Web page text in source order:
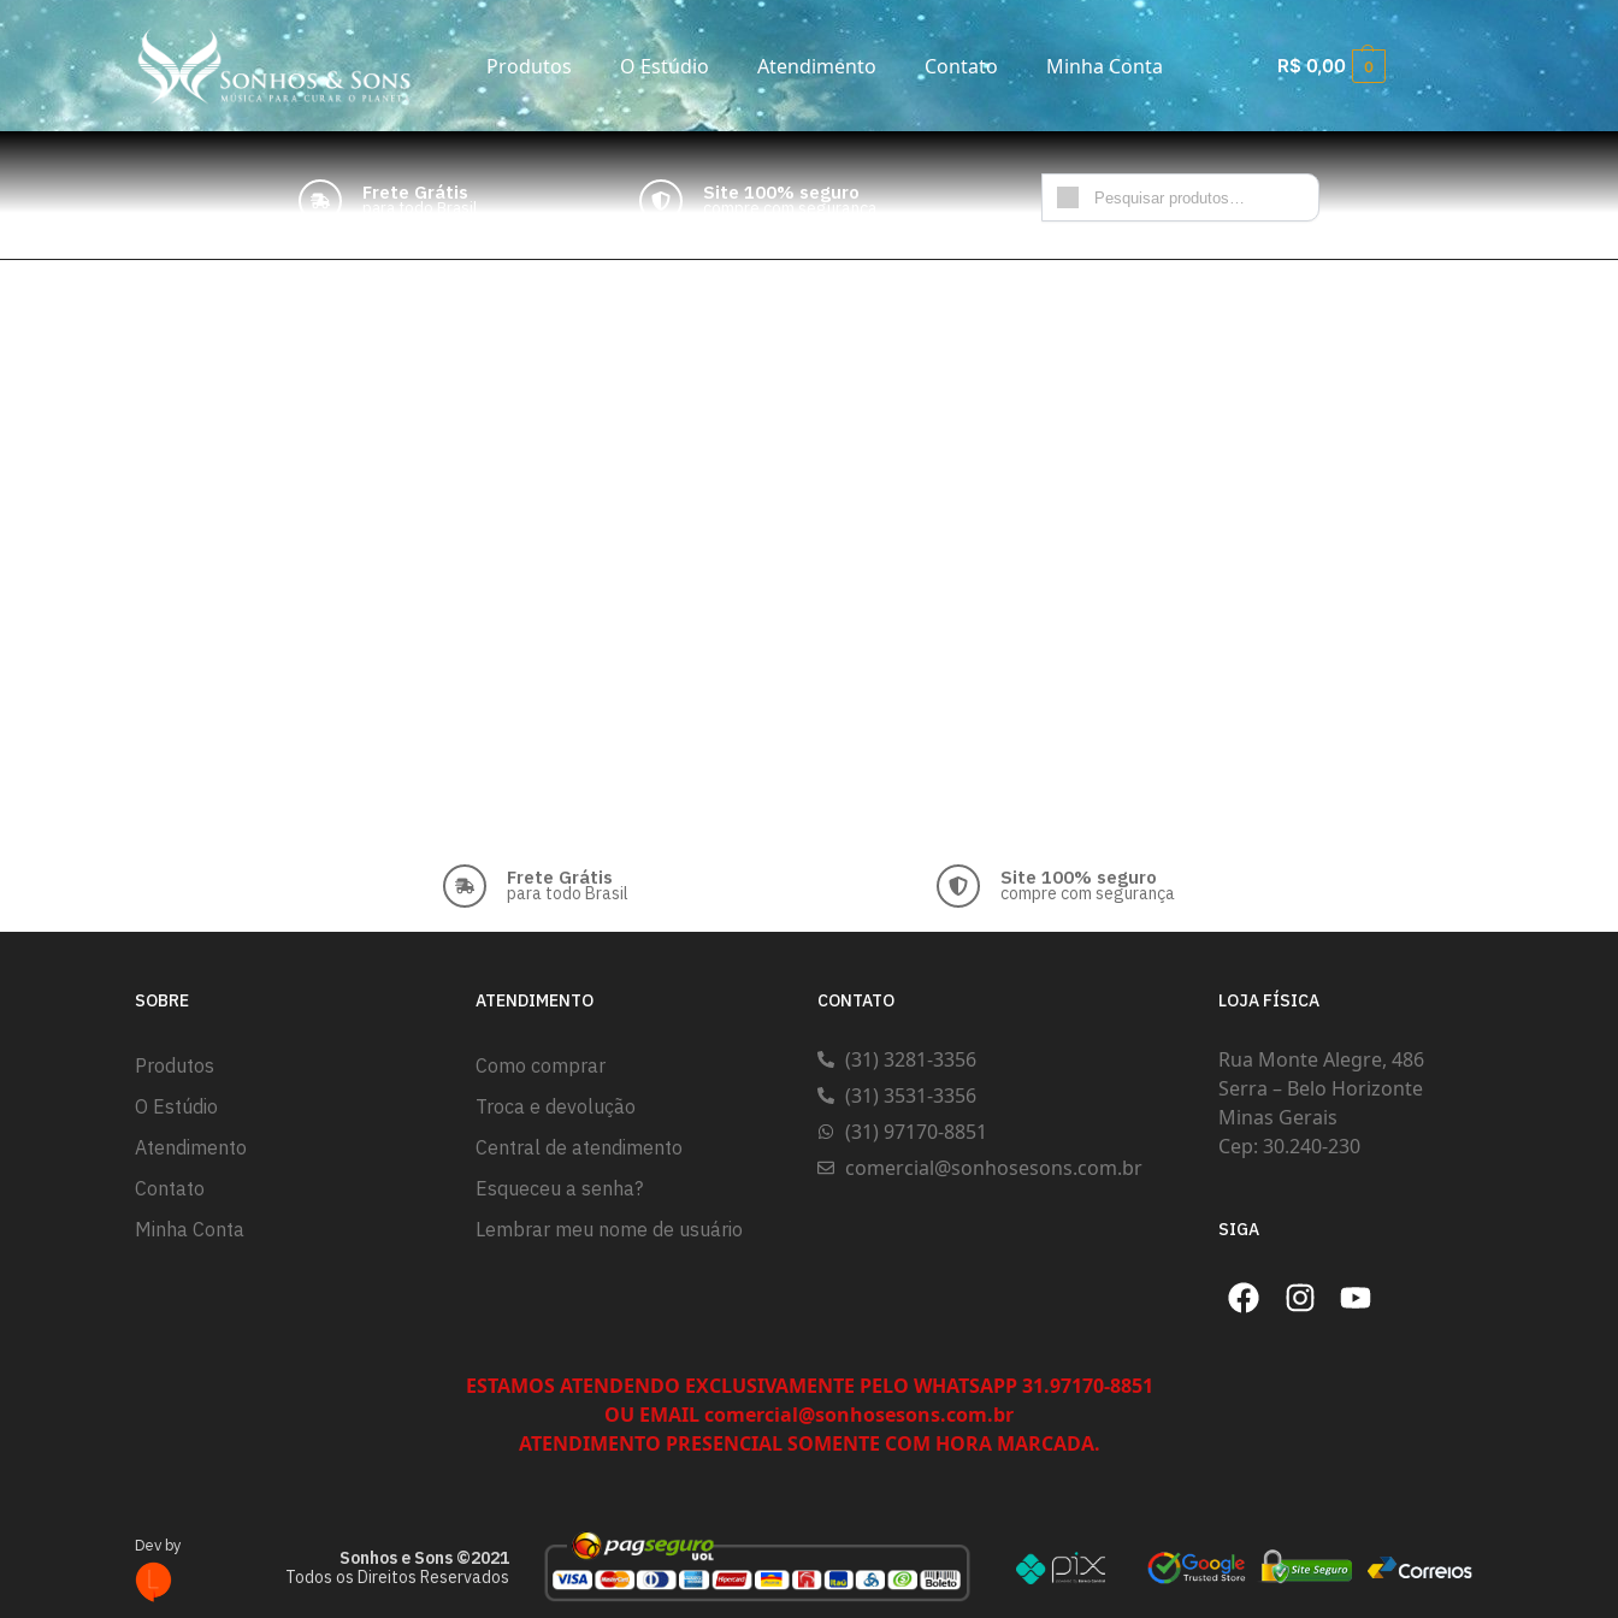
Produtos O Estúdio Atendimento Contato Minha Conta R$0,00 0
Frete Grátis
para todo Brasil
Site 100% seguro
compre com segurança
Frete Grátis
para todo Brasil
Site 100% seguro
compre com segurança
SOBRE
Produtos
O Estúdio
Atendimento
Contato
Minha Conta
ATENDIMENTO
Como comprar
Troca e devolução
Central de atendimento
Esqueceu a senha?
Lembrar meu nome de usuário
CONTATO
(31) 3281-3356
(31) 3531-3356
(31) 97170-8851
comercial@sonhosesons.com.br
LOJA FÍSICA
Rua Monte Alegre, 486
Serra – Belo Horizonte
Minas Gerais
Cep: 30.240-230
SIGA
ESTAMOS ATENDENDO EXCLUSIVAMENTE PELO WHATSAPP 31.97170-8851
OU EMAIL comercial@sonhosesons.com.br
ATENDIMENTO PRESENCIAL SOMENTE COM HORA MARCADA.
Dev by
Sonhos e Sons ©2021
Todos os Direitos Reservados